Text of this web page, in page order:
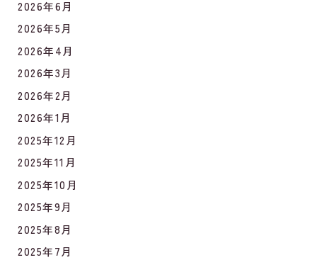
2026年6月
2026年5月
2026年4月
2026年3月
2026年2月
2026年1月
2025年12月
2025年11月
2025年10月
2025年9月
2025年8月
2025年7月